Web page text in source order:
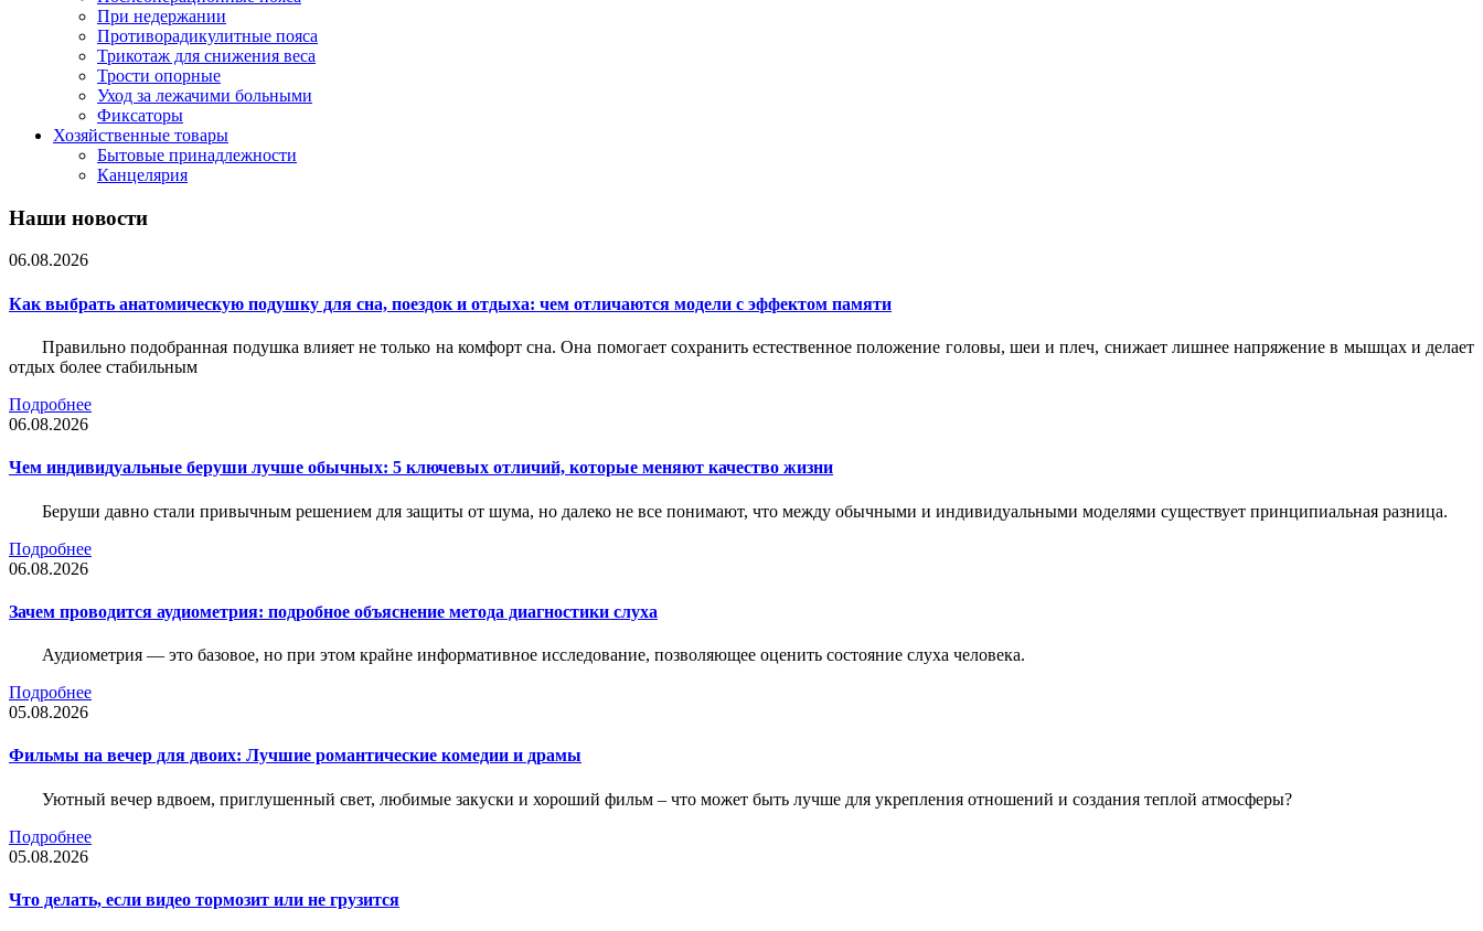
При недержании
Противорадикулитные пояса
Трикотаж для снижения веса
Трости опорные
Уход за лежачими больными
Фиксаторы
Хозяйственные товары
Бытовые принадлежности
Канцелярия
Наши новости
06.08.2026
Как выбрать анатомическую подушку для сна, поездок и отдыха: чем отличаются модели с эффектом памяти
Правильно подобранная подушка влияет не только на комфорт сна. Она помогает сохранить естественное положение головы, шеи и плеч, снижает лишнее напряжение в мышцах и делает
отдых более стабильным
Подробнее
06.08.2026
Чем индивидуальные беруши лучше обычных: 5 ключевых отличий, которые меняют качество жизни
Беруши давно стали привычным решением для защиты от шума, но далеко не все понимают, что между обычными и индивидуальными моделями существует принципиальная разница.
Подробнее
06.08.2026
Зачем проводится аудиометрия: подробное объяснение метода диагностики слуха
Аудиометрия — это базовое, но при этом крайне информативное исследование, позволяющее оценить состояние слуха человека.
Подробнее
05.08.2026
Фильмы на вечер для двоих: Лучшие романтические комедии и драмы
Уютный вечер вдвоем, приглушенный свет, любимые закуски и хороший фильм – что может быть лучше для укрепления отношений и создания теплой атмосферы?
Подробнее
05.08.2026
Что делать, если видео тормозит или не грузится